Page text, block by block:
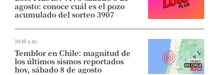
agosto: conoce cuál es el pozo
acumulado del sorteo 3907
10:48 a.m.
Temblor en Chile: magnitud de
los últimos sismos reportados
hoy, sábado 8 de agosto